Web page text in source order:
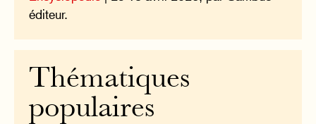
éditeur.
Thématiques
populaires